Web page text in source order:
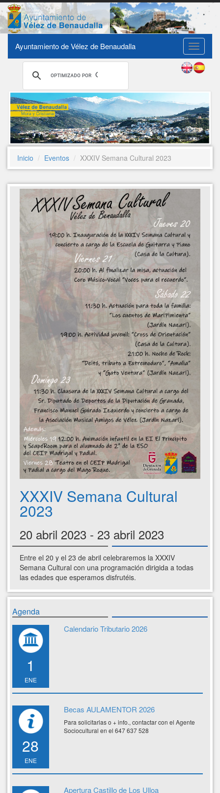
Toggle
Ayuntamiento de Vélez de Benaudalla
Inicio Eventos XXXIV Semana Cultural 2023
XXXIV Semana Cultural
2023
20 abril 2023 - 23 abril 2023
Entre el 20 y el 23 de abril celebraremos la XXXIV
Semana Cultural con una programación dirigida a todas
las edades que esperamos disfrutéis.
Agenda
1
ENE
Calendario Tributario 2026
28
ENE
Becas AULAMENTOR 2026
Para solicitarlas o + info., contactar con el Agente
Sociocultural en el 647 637 528
Apertura Castillo de Los Ulloa